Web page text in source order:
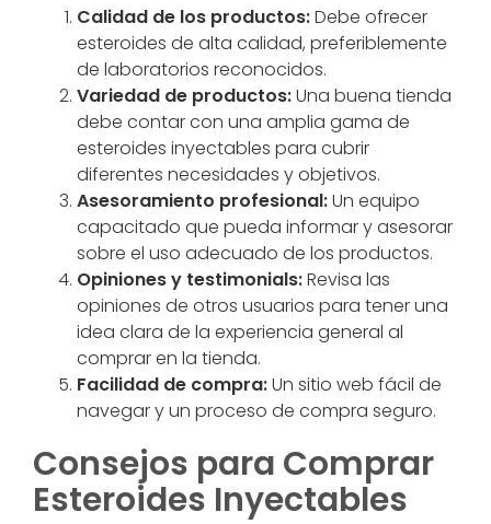
Calidad de los productos:Debe ofrecer
esteroides de alta calidad, preferiblemente
de laboratorios reconocidos.
Variedad de productos:Una buena tienda
debe contar con una amplia gama de
esteroides inyectables para cubrir
diferentes necesidades y objetivos.
Asesoramiento profesional:Un equipo
capacitado que pueda informar y asesorar
sobre el uso adecuado de los productos.
Opiniones y testimonials:Revisa las
opiniones de otros usuarios para tener una
idea clara de la experiencia general al
comprar en la tienda.
Facilidad de compra:Un sitio web fácil de
navegar y un proceso de compra seguro.
Consejos para Comprar
Esteroides Inyectables